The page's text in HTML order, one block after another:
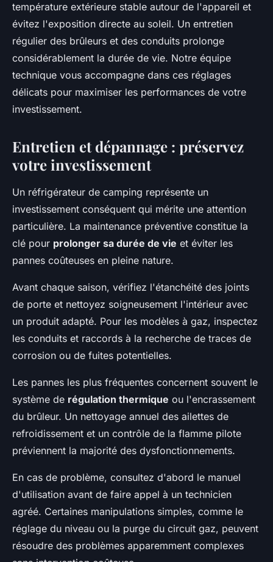
température extérieure stable autour de l'appareil et
évitez l'exposition directe au soleil. Un entretien
régulier des brûleurs et des conduits prolonge
considérablement la durée de vie. Notre équipe
technique vous accompagne dans ces réglages
délicats pour maximiser les performances de votre
investissement.
Entretien et dépannage : préservez
votre investissement
Un réfrigérateur de camping représente un
investissement conséquent qui mérite une attention
particulière. La maintenance préventive constitue la
clé pour prolonger sa durée de vie et éviter les
pannes coûteuses en pleine nature.
Avant chaque saison, vérifiez l'étanchéité des joints
de porte et nettoyez soigneusement l'intérieur avec
un produit adapté. Pour les modèles à gaz, inspectez
les conduits et raccords à la recherche de traces de
corrosion ou de fuites potentielles.
Les pannes les plus fréquentes concernent souvent le
système de régulation thermique ou l'encrassement
du brûleur. Un nettoyage annuel des ailettes de
refroidissement et un contrôle de la flamme pilote
préviennent la majorité des dysfonctionnements.
En cas de problème, consultez d'abord le manuel
d'utilisation avant de faire appel à un technicien
agréé. Certaines manipulations simples, comme le
réglage du niveau ou la purge du circuit gaz, peuvent
résoudre des problèmes apparemment complexes